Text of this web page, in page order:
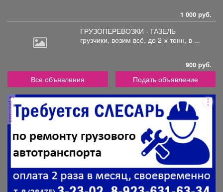
1 000 руб.
ГРУЗОПЕРЕВОЗКИ - ГАЗЕЛЬ
грузчики, возим всё, до 2-х тонн, в ...
900 руб.
Все объявления Подать объявление
реклама